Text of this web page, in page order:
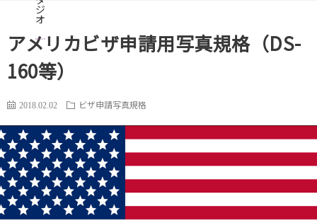
ジ
オ
アメリカビザ申請用写真規格（DS-
160等）
2018.02.02 ビザ申請写真規格